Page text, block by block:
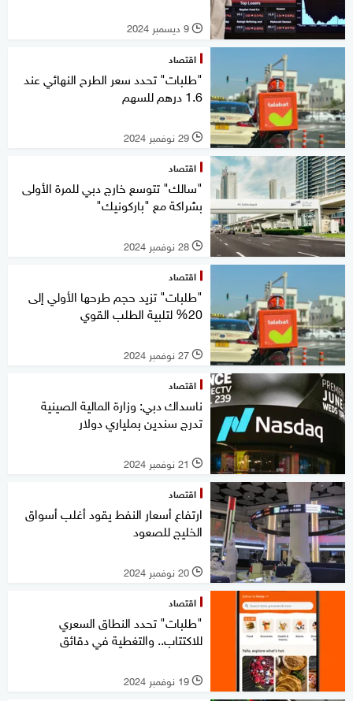
l 9 ديسمبر 2024
اقتصاد
"طلبات" تحدد سعر الطرح النهائي عند
1.6 درهم للسهم
l 29 نوفمبر 2024
اقتصاد
"سالك" تتوسع خارج دبي للمرة الأولى
بشراكة مع "باركونيك"
l 28 نوفمبر 2024
اقتصاد
"طلبات" تزيد حجم طرحها الأولي إلى
20% لتلبية الطلب القوي
l 27 نوفمبر 2024
اقتصاد
ناسداك دبي: وزارة المالية الصينية
تدرج سندين بملياري دولار
l 21 نوفمبر 2024
اقتصاد
ارتفاع أسعار النفط يقود أغلب أسواق
الخليج للصعود
l 20 نوفمبر 2024
اقتصاد
"طلبات" تحدد النطاق السعري
للاكتتاب.. والتغطية في دقائق
l 19 نوفمبر 2024